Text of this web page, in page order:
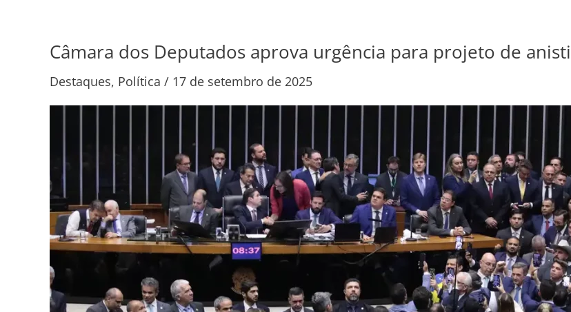
Câmara dos Deputados aprova urgência para projeto de
Destaques, Política / 17 de setembro de 2025
Câmara
Deputados
projeto
de
anistia
a
golpistas